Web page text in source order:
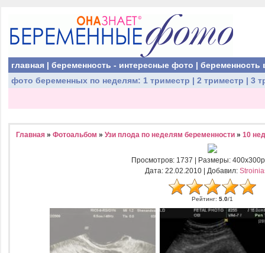
главная | беременность - интересные фото | беременность
фото беременных по неделям: 1 триместр | 2 триместр | 3
Главная » Фотоальбом » Узи плода по неделям беременности » 10
Просмотров: 1737 | Размеры:
Дата: 22.02.2010 | Добавил:
Рейтинг: 5.0/1